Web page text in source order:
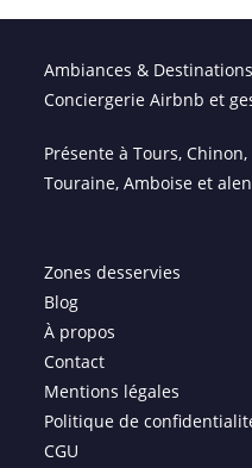
Ambiances & Destinations
Conciergerie Airbnb et
Présente àTours,Chinon,
Touraine,Amboise et
Zones desservies
Blog
À propos
Contact
Mentions légales
Politique de
CGU